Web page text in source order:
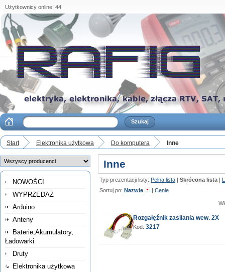
Użytkownicy online: 44
Start Elektronika użytkowa Do komputera Inne
NOWOŚCI
WYPRZEDAŻ
Arduino
Anteny
Baterie,Akumulatory,
Ładowarki
Druty
Elektronika użytkowa
Inne
Typ prezentacji listy: Pełna lista | Skrócona lista |
Sortuj po: Nazwie | Cenie
Rozgałęźnik zasilania wew. 2X
Kod: 3217